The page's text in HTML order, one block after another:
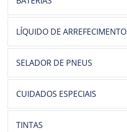
LÍQUIDO DE ARREFECIMENTO
SELADOR DE PNEUS
CUIDADOS ESPECIAIS
TINTAS